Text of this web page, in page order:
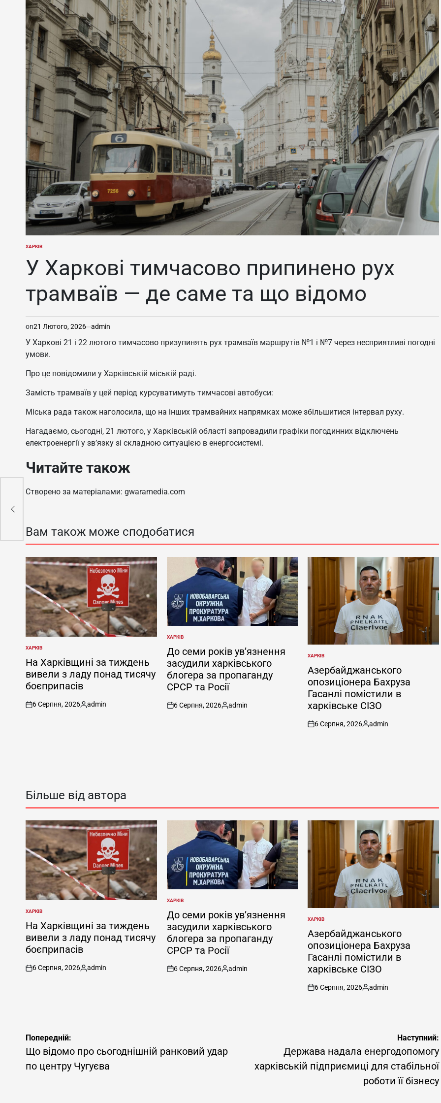
ОПУБЛІКУВАТИ
ХАРКІВ
У Харкові тимчасово припинено рух
трамваїв — де саме та що відомо
on21 Лютого, 2026 admin
У Харкові 21 і 22 лютого тимчасово призупинять рух трамваїв маршрутів №1 і №7 через несприятливі погодні
умови.
Про це повідомили у Харківській міській раді.
Замість трамваїв у цей період курсуватимуть тимчасові автобуси:
Міська рада також наголосила, що на інших трамвайних напрямках може збільшитися інтервал руху.
Нагадаємо, сьогодні, 21 лютого, у Харківській області запровадили графіки погодинних відключень
електроенергії у зв’язку зі складною ситуацією в енергосистемі.
Читайте також
Створено за матеріалами: gwaramedia.com
Вам також може сподобатися
ОПУБЛІКУВАТИ
У
ХАРКІВ
На Харківщині за тиждень
вивели з ладу понад тисячу
боєприпасів
on
6 Серпня, 2026
Опубліковано
admin
ОПУБЛІКУВАТИ
У
ХАРКІВ
До семи років ув’язнення
засудили харківського
блогера за пропаганду
СРСР та Росії
on
6 Серпня, 2026
Опубліковано
admin
ОПУБЛІКУВАТИ
У
ХАРКІВ
Азербайджанського
опозиціонера Бахруза
Гасанлі помістили в
харківське СІЗО
on
6 Серпня, 2026
Опубліковано
admin
Більше від автора
ОПУБЛІКУВАТИ
У
ХАРКІВ
На Харківщині за тиждень
вивели з ладу понад тисячу
боєприпасів
on
6 Серпня, 2026
Опубліковано
admin
ОПУБЛІКУВАТИ
У
ХАРКІВ
До семи років ув’язнення
засудили харківського
блогера за пропаганду
СРСР та Росії
on
6 Серпня, 2026
Опубліковано
admin
ОПУБЛІКУВАТИ
У
ХАРКІВ
Азербайджанського
опозиціонера Бахруза
Гасанлі помістили в
харківське СІЗО
on
6 Серпня, 2026
Опубліковано
admin
Навігація
записів
Попередній:
Що відомо про сьогоднішній ранковий удар
по центру Чугуєва
Наступний:
Держава надала енергодопомогу
харківській підприємиці для стабільної
роботи її бізнесу